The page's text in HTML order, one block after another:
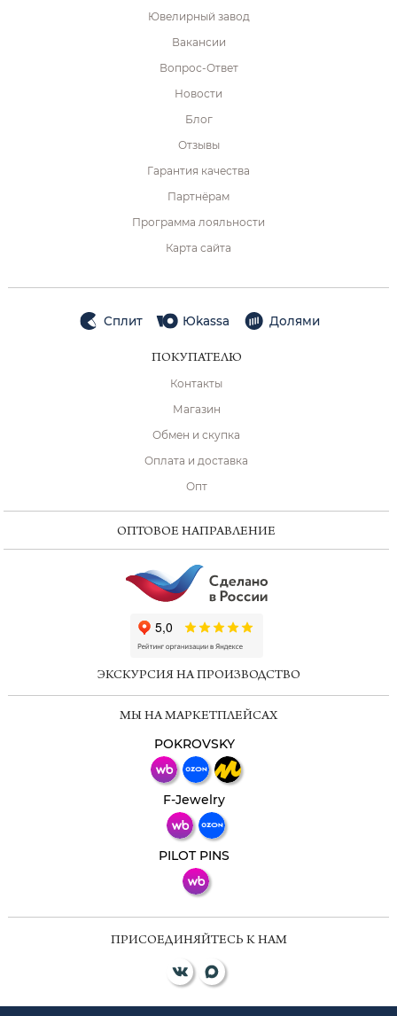
Ювелирный завод
Вакансии
Вопрос-Ответ
Новости
Блог
Отзывы
Гарантия качества
Партнёрам
Программа лояльности
Карта сайта
Сплит Юkassa Долями
ПОКУПАТЕЛЮ
Контакты
Магазин
Обмен и скупка
Оплата и доставка
Опт
ОПТОВОЕ НАПРАВЛЕНИЕ
ЭКСКУРСИЯ НА ПРОИЗВОДСТВО
МЫ НА МАРКЕТПЛЕЙСАХ
POKROVSKY
F-Jewelry
PILOT PINS
ПРИСОЕДИНЯЙТЕСЬ К НАМ